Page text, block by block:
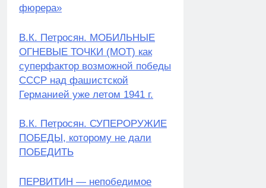
фюрера»
В.К. Петросян. МОБИЛЬНЫЕ
ОГНЕВЫЕ ТОЧКИ (МОТ) как
суперфактор возможной победы
СССР над фашистской
Германией уже летом 1941 г.
В.К. Петросян. СУПЕРОРУЖИЕ
ПОБЕДЫ, которому не дали
ПОБЕДИТЬ
ПЕРВИТИН — непобедимое